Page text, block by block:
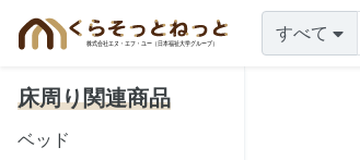
すべて
床周り関連商品
ベッド